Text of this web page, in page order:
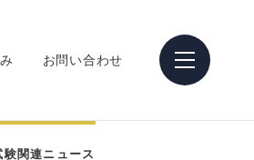
お問い合わせ
関連ニュース